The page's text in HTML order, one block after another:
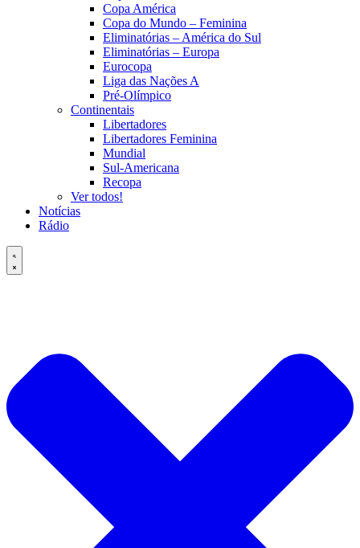
Copa América
Copa do Mundo – Feminina
Eliminatórias – América do Sul
Eliminatórias – Europa
Eurocopa
Liga das Nações A
Pré-Olímpico
Continentais
Libertadores
Libertadores Feminina
Mundial
Sul-Americana
Recopa
Ver todos!
Notícias
Rádio